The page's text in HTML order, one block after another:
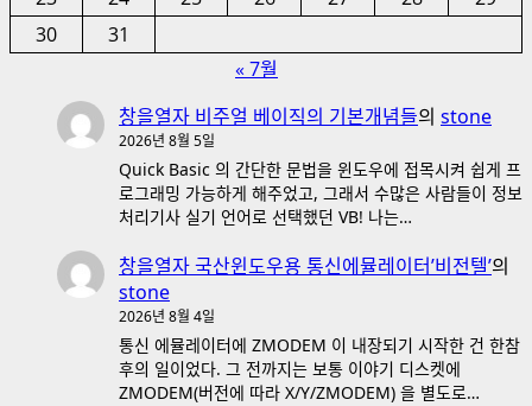
30
31
« 7월
창을열자 비주얼 베이직의 기본개념들의 stone
2026년 8월 5일
Quick Basic 의 간단한 문법을 윈도우에 접목시켜 쉽게 프
로그래밍 가능하게 해주었고, 그래서 수많은 사람들이 정보
처리기사 실기 언어로 선택했던 VB! 나는…
창을열자 국산윈도우용 통신에뮬레이터’비전텔’의
stone
2026년 8월 4일
통신 에뮬레이터에 ZMODEM 이 내장되기 시작한 건 한참
후의 일이었다. 그 전까지는 보통 이야기 디스켓에
ZMODEM(버전에 따라 X/Y/ZMODEM) 을 별도로…